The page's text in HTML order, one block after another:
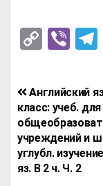
C
py
Li
n
k
Vi
er
Навигация
по
записям
Английский
класс: учеб. для
учреждений и
углубл.
яз. В 2 ч. Ч. 2